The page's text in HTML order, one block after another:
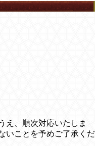
え、順次対応いたしま
いことを予めご了承くだ